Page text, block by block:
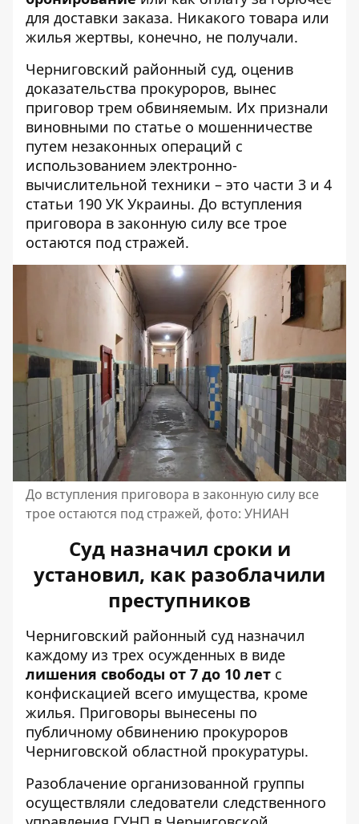
для доставки заказа. Никакого товара или
жилья жертвы, конечно, не получали.
Черниговский районный суд, оценив
доказательства прокуроров, вынес
приговор трем обвиняемым. Их признали
виновными по статье о мошенничестве
путем незаконных операций с
использованием электронно-
вычислительной техники – это части 3 и 4
статьи 190 УК Украины. До вступления
приговора в законную силу все трое
остаются под стражей.
До вступления приговора в законную силу все
трое остаются под стражей, фото: УНИАН
Суд назначил сроки и
установил, как разоблачили
преступников
Черниговский районный суд назначил
каждому из трех осужденных в виде
лишения свободы от 7 до 10 лет с
конфискацией всего имущества, кроме
жилья. Приговоры вынесены по
публичному обвинению прокуроров
Черниговской областной прокуратуры.
Разоблачение организованной группы
осуществляли следователи следственного